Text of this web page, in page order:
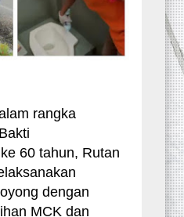
rangka
60 tahun, Rutan
dengan
MCK dan